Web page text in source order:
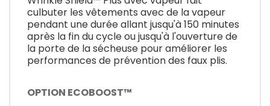
culbuter les vêtements avec de la vapeur
pendant une durée allant jusqu'à 150 minutes
après la fin du cycle ou jusqu'à l'ouverture de
la porte de la sécheuse pour améliorer les
performances de prévention des faux plis.
OPTION ECOBOOST™